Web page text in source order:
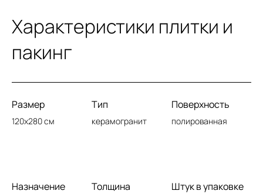
Характеристики плитки и
пакинг
Размер
120x280 см
Тип
керамогранит
Поверхность
полированная
Назначение Толщина Штук в упаковке